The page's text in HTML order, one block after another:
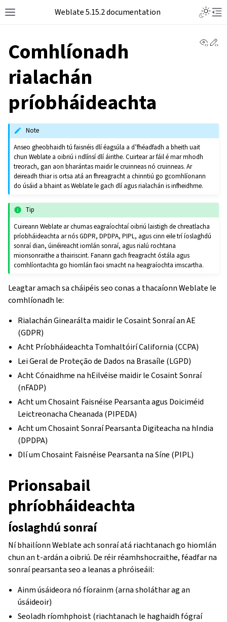
Weblate 5.15.2 documentation
Comhlíonadh
rialachán
príobháideachta
Note
Anseo gheobhaidh tú faisnéis dlí éagsúla a d’fhéadfadh a bheith uait
chun Weblate a oibriú i ndlínsí dlí áirithe. Cuirtear ar fáil é mar mhodh
treorach, gan aon bharántas maidir le cruinneas nó cruinneas. Ar
deireadh thiar is ortsa atá an fhreagracht a chinntiú go gcomhlíonann
do úsáid a bhaint as Weblate le gach dlí agus rialachán is infheidhme.
Tip
Cuireann Weblate ar chumas eagraíochtaí oibriú laistigh de chreatlacha
príobháideachta ar nós GDPR, DPDPA, PIPL, agus cinn eile trí íoslaghdú
sonraí dian, úinéireacht iomlán sonraí, agus rialú rochtana
mionsonraithe a thairiscint. Fanann gach freagracht óstála agus
comhlíontachta go hiomlán faoi smacht na heagraíochta imscartha.
Leagtar amach sa cháipéis seo conas a thacaíonn Weblate le
comhlíonadh le:
Rialachán Ginearálta maidir le Cosaint Sonraí an AE
(GDPR)
Acht Príobháideachta Tomhaltóirí California (CCPA)
Lei Geral de Proteção de Dados na Brasaíle (LGPD)
Acht Cónaidhme na hEilvéise maidir le Cosaint Sonraí
(nFADP)
Acht um Chosaint Faisnéise Pearsanta agus Doiciméid
Leictreonacha Cheanada (PIPEDA)
Acht um Chosaint Sonraí Pearsanta Digiteacha na hIndia
(DPDPA)
Dlí um Chosaint Faisnéise Pearsanta na Síne (PIPL)
Prionsabail
phríobháideachta
Íoslaghdú sonraí
Ní bhailíonn Weblate ach sonraí atá riachtanach go hiomlán
chun an t-ardán a oibriú. De réir réamhshocraithe, féadfar na
sonraí pearsanta seo a leanas a phróiseáil:
Ainm úsáideora nó fíorainm (arna sholáthar ag an
úsáideoir)
Seoladh ríomhphoist (riachtanach le haghaidh fógraí